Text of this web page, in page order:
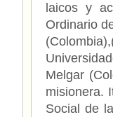
laicos y
Ordinario
Melgar
misionera.
Social de